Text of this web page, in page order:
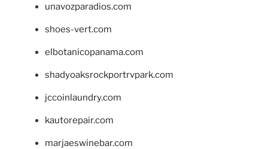
unavozparadios.com
shoes-vert.com
elbotanicopanama.com
shadyoaksrockportrvpark.com
jccoinlaundry.com
kautorepair.com
marjaeswinebar.com